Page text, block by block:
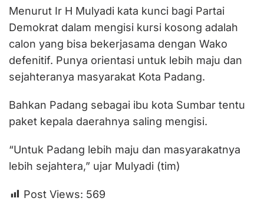
Menurut Ir H Mulyadi kata kunci bagi Partai
Demokrat dalam mengisi kursi kosong adalah
calon yang bisa bekerjasama dengan Wako
defenitif. Punya orientasi untuk lebih maju dan
sejahteranya masyarakat Kota Padang.
Bahkan Padang sebagai ibu kota Sumbar tentu
paket kepala daerahnya saling mengisi.
“Untuk Padang lebih maju dan masyarakatnya
lebih sejahtera,” ujar Mulyadi (tim)
Post Views: 569